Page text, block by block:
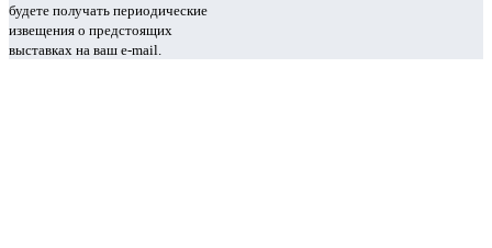
будете получать периодические
извещения о предстоящих
выставках на ваш e-mail.